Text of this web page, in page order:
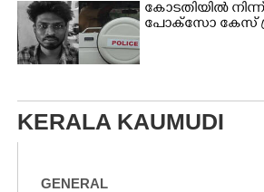
കോടതിയിൽ
പോക്സോ കേസ്
KERALA KAUMUDI
GENERAL